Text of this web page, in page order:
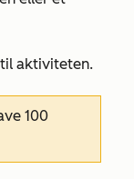
aktiviteten.
100